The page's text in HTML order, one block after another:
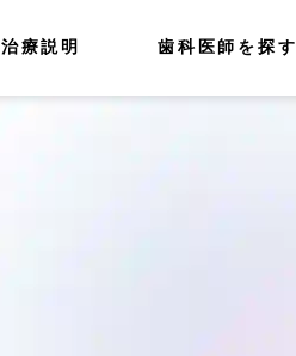
治療説明 歯科医師を探す